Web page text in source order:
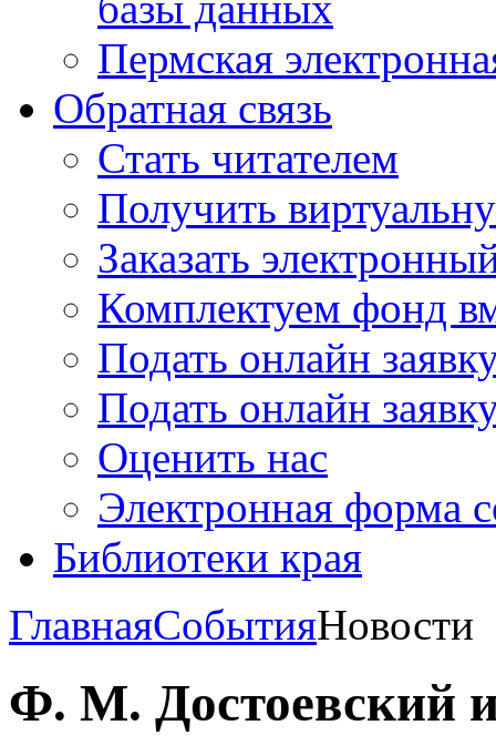
Пермская
Обратная связь
Стать читателем
Получить
Заказать
Комплектуем фонд
Подать онлайн
Подать онлайн
Оценить нас
Электронная форма
Библиотеки края
ГлавнаяСобытияНовости
Ф. М. Достоевский